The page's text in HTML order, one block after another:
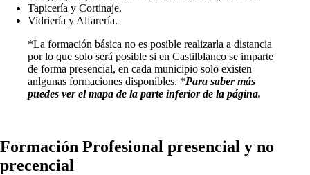
Tapicería y Cortinaje.
Vidriería y Alfarería.
*La formación básica no es posible realizarla a distancia
por lo que solo será posible si en Castilblanco se imparte
de forma presencial, en cada municipio solo existen
anlgunas formaciones disponibles. *Para saber más
puedes ver el mapa de la parte inferior de la página.
Formación Profesional presencial y no
precencial